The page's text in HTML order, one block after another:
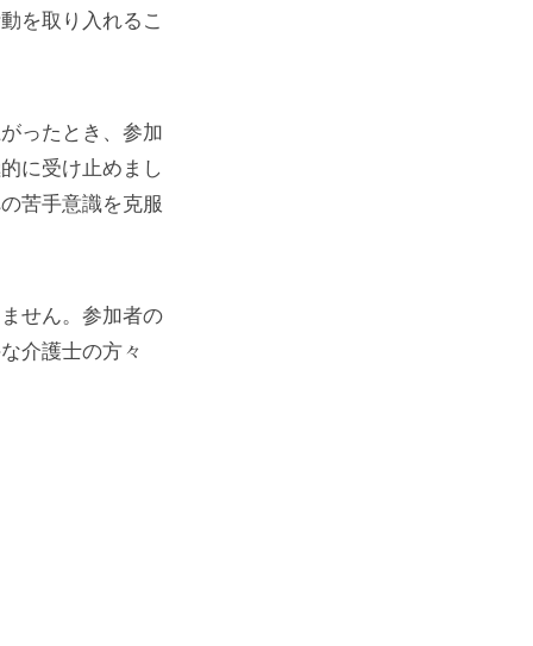
を取り入れるこ
ったとき、参加
に受け止めまし
苦手意識を克服
せん。参加者の
介護士の方々